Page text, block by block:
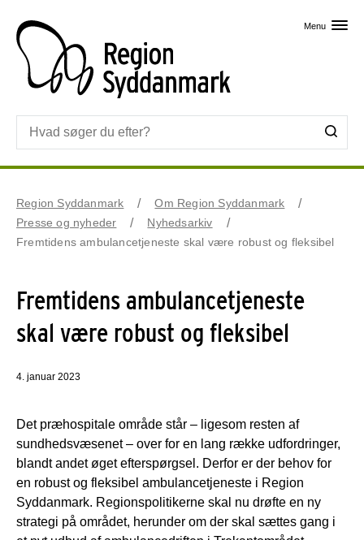
Menu
Region Syddanmark
Om Region Syddanmark
Presse og nyheder
Nyhedsarkiv
Fremtidens ambulancetjeneste skal være robust og fleksibel
Fremtidens ambulancetjeneste
skal være robust og fleksibel
4. januar 2023
Det præhospitale område står – ligesom resten af
sundhedsvæsenet – over for en lang række udfordringer,
blandt andet øget efterspørgsel. Derfor er der behov for
en robust og fleksibel ambulancetjeneste i Region
Syddanmark. Regionspolitikerne skal nu drøfte en ny
strategi på området, herunder om der skal sættes gang i